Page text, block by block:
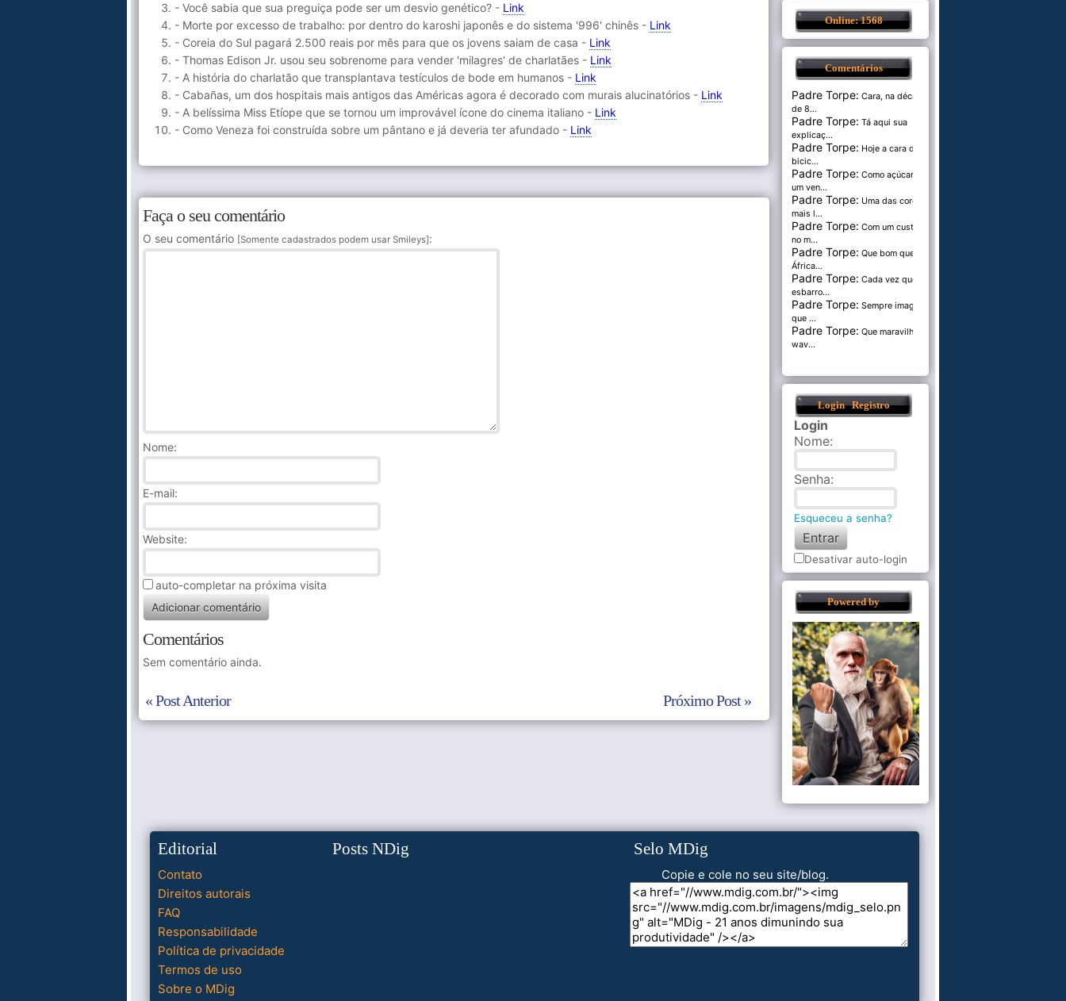
- Você sabia que sua preguiça pode ser um desvio genético? - Link
- Morte por excesso de trabalho: por dentro do karoshi japonês e do sistema '996' chinês - Link
- Coreia do Sul pagará 2.500 reais por mês para que os jovens saiam de casa - Link
- Thomas Edison Jr. usou seu sobrenome para vender 'milagres' de charlatães - Link
- A história do charlatão que transplantava testículos de bode em humanos - Link
- Cabañas, um dos hospitais mais antigos das Américas agora é decorado com murais alucinatórios - Link
- A belíssima Miss Etíope que se tornou um improvável ícone do cinema italiano - Link
- Como Veneza foi construída sobre um pântano e já deveria ter afundado - Link
Faça o seu comentário
O seu comentário [Somente cadastrados podem usar Smileys] :
Nome:
E-mail:
Website:
auto-completar na próxima visita
Comentários
Sem comentário ainda.
« Post Anterior Próximo Post »
Online: 1568
Comentários
Padre Torpe: Cara, na década
de 8...
Padre Torpe: Tá aqui sua
explicaç...
Padre Torpe: Hoje a cara de
bicic...
Padre Torpe: Como açúcar é
um ven...
Padre Torpe: Uma das cores
mais l...
Padre Torpe: Com um custo de
no m...
Padre Torpe: Que bom que a
África...
Padre Torpe: Cada vez que
esbarro...
Padre Torpe: Sempre imaginei
que ...
Padre Torpe: Que maravilha de
wav...
Login Registro
Login
Nome:
Senha:
Esqueceu a senha?
Desativar auto-login
Powered by
Editorial
Contato
Direitos autorais
FAQ
Responsabilidade
Política de privacidade
Termos de uso
Sobre o MDig
Posts NDig Selo MDig
Copie e cole no seu site/blog.